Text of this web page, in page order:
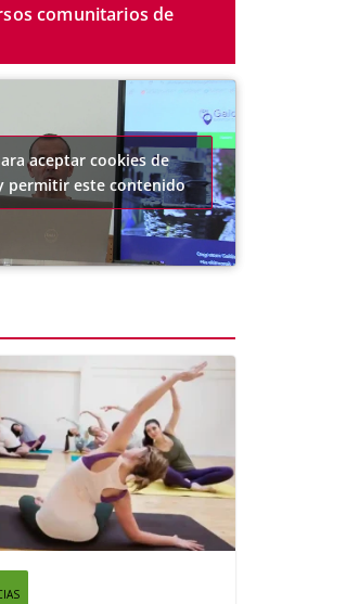
comunitarios de
aceptar cookies de
permitir este contenido